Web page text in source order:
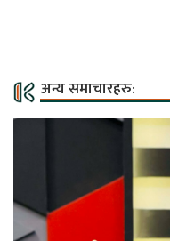
अन्य समाचारहरु: